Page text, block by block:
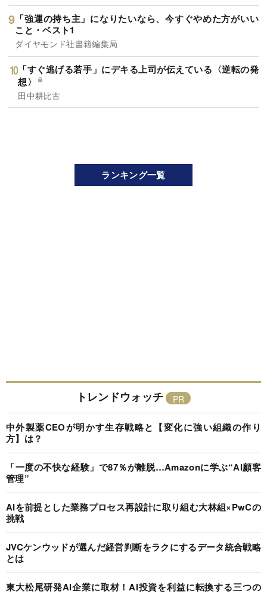
「強運の持ち主」になりたいなら、今すぐやめた方がいい
こと・ベスト1
ダイヤモンド社書籍編集局
「すぐ逃げる若手」にデキる上司が伝えている〈逆転の発
想〉
田中耕比古
ランキング一覧
トレンドウォッチ
中外製薬CEOが明かす生存戦略と【変化に強い組織の作り
方】は？
「一度の不快な経験」で87％が離脱…Amazonに学ぶ“AI顧客
管理”
AIを前提とした業務プロセス再設計に取り組む大林組×PwCの
挑戦
JVCケンウッドが選んだ経営判断をラクにするデータ統合戦略
とは
東大松尾研発AI企業に取材！AI投資を利益に転換する三つの